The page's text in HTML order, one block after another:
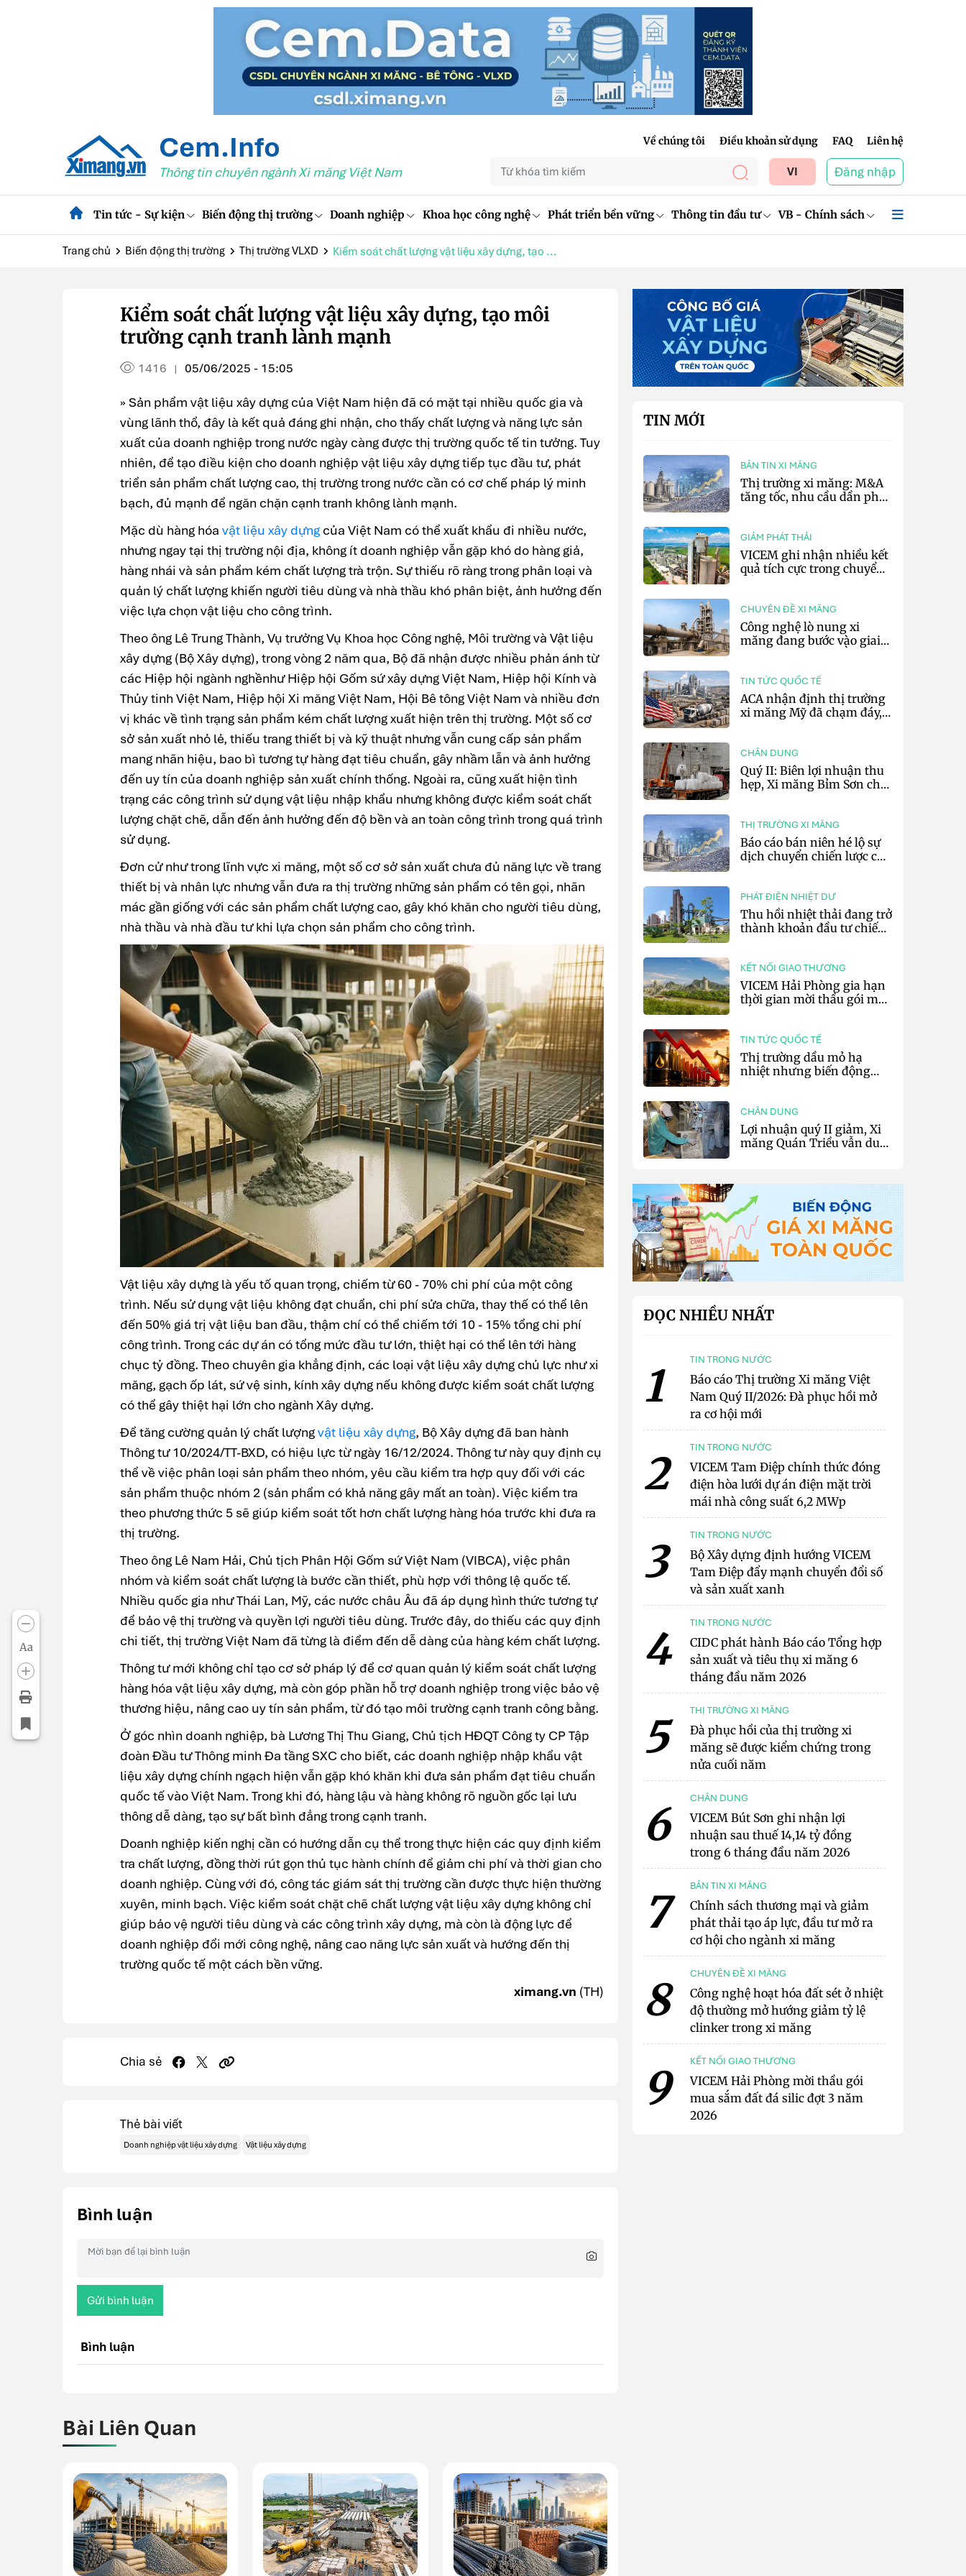
Cem.Info
Thông tin chuyên ngành Xi măng Việt Nam
Về chúng tôi Điều khoản sử dụng FAQ Liên hệ
VI Đăng nhập
Tin tức - Sự kiện Biến động thị trường Doanh nghiệp Khoa học công nghệ Phát triển bền vững Thông tin đầu tư VB - Chính sách
Trang chủ Biến động thị trường Thị trường VLXD Kiểm soát chất lượng vật liệu xây dựng, tạo ...
Aa
Kiểm soát chất lượng vật liệu xây dựng, tạo môi
trường cạnh tranh lành mạnh
1416 | 05/06/2025 - 15:05
» Sản phẩm vật liệu xây dựng của Việt Nam hiện đã có mặt tại nhiều quốc gia và
vùng lãnh thổ, đây là kết quả đáng ghi nhận, cho thấy chất lượng và năng lực sản
xuất của doanh nghiệp trong nước ngày càng được thị trường quốc tế tin tưởng. Tuy
nhiên, để tạo điều kiện cho doanh nghiệp vật liệu xây dựng tiếp tục đầu tư, phát
triển sản phẩm chất lượng cao, thị trường trong nước cần có cơ chế pháp lý minh
bạch, đủ mạnh để ngăn chặn cạnh tranh không lành mạnh.
Mặc dù hàng hóa vật liệu xây dựng của Việt Nam có thể xuất khẩu đi nhiều nước,
nhưng ngay tại thị trường nội địa, không ít doanh nghiệp vẫn gặp khó do hàng giả,
hàng nhái và sản phẩm kém chất lượng trà trộn. Sự thiếu rõ ràng trong phân loại và
quản lý chất lượng khiến người tiêu dùng và nhà thầu khó phân biệt, ảnh hưởng đến
việc lựa chọn vật liệu cho công trình.
Theo ông Lê Trung Thành, Vụ trưởng Vụ Khoa học Công nghệ, Môi trường và Vật liệu
xây dựng (Bộ Xây dựng), trong vòng 2 năm qua, Bộ đã nhận được nhiều phản ánh từ
các Hiệp hội ngành nghềnhư Hiệp hội Gốm sứ xây dựng Việt Nam, Hiệp hội Kính và
Thủy tinh Việt Nam, Hiệp hội Xi măng Việt Nam, Hội Bê tông Việt Nam và nhiều đơn
vị khác về tình trạng sản phẩm kém chất lượng xuất hiện trên thị trường. Một số cơ
sở sản xuất nhỏ lẻ, thiếu trang thiết bị và kỹ thuật nhưng vẫn cung cấp sản phẩm
mang nhãn hiệu, bao bì tương tự hàng đạt tiêu chuẩn, gây nhầm lẫn và ảnh hưởng
đến uy tín của doanh nghiệp sản xuất chính thống. Ngoài ra, cũng xuất hiện tình
trạng các công trình sử dụng vật liệu nhập khẩu nhưng không được kiểm soát chất
lượng chặt chẽ, dẫn đến ảnh hưởng đến độ bền và an toàn công trình trong quá trình
sử dụng.
Đơn cử như trong lĩnh vực xi măng, một số cơ sở sản xuất chưa đủ năng lực về trang
thiết bị và nhân lực nhưng vẫn đưa ra thị trường những sản phẩm có tên gọi, nhãn
mác gần giống với các sản phẩm chất lượng cao, gây khó khăn cho người tiêu dùng,
nhà thầu và nhà đầu tư khi lựa chọn sản phẩm cho công trình.
Vật liệu xây dựng là yếu tố quan trọng, chiếm từ 60 - 70% chi phí của một công
trình. Nếu sử dụng vật liệu không đạt chuẩn, chi phí sửa chữa, thay thế có thể lên
đến 50% giá trị vật liệu ban đầu, thậm chí có thể chiếm tới 10 - 15% tổng chi phí
công trình. Trong các dự án có tổng mức đầu tư lớn, thiệt hại có thể lên tới hàng
chục tỷ đồng. Theo chuyên gia khẳng định, các loại vật liệu xây dựng chủ lực như xi
măng, gạch ốp lát, sứ vệ sinh, kính xây dựng nếu không được kiểm soát chất lượng
có thể gây thiệt hại lớn cho ngành Xây dựng.
Để tăng cường quản lý chất lượngvật liệu xây dựng, Bộ Xây dựng đã ban hành
Thông tư 10/2024/TT-BXD, có hiệu lực từ ngày 16/12/2024. Thông tư này quy định cụ
thể về việc phân loại sản phẩm theo nhóm, yêu cầu kiểm tra hợp quy đối với các
sản phẩm thuộc nhóm 2 (sản phẩm có khả năng gây mất an toàn). Việc kiểm tra
theo phương thức 5 sẽ giúp kiểm soát tốt hơn chất lượng hàng hóa trước khi đưa ra
thị trường.
Theo ông Lê Nam Hải, Chủ tịch Phân Hội Gốm sứ Việt Nam (VIBCA), việc phân
nhóm và kiểm soát chất lượng là bước cần thiết, phù hợp với thông lệ quốc tế.
Nhiều quốc gia như Thái Lan, Mỹ, các nước châu Âu đã áp dụng hình thức tương tự
để bảo vệ thị trường và quyền lợi người tiêu dùng. Trước đây, do thiếu các quy định
chi tiết, thị trường Việt Nam đã từng là điểm đến dễ dàng của hàng kém chất lượng.
Thông tư mới không chỉ tạo cơ sở pháp lý để cơ quan quản lý kiểm soát chất lượng
hàng hóa vật liệu xây dựng, mà còn góp phần hỗ trợ doanh nghiệp trong việc bảo vệ
thương hiệu, nâng cao uy tín sản phẩm, từ đó tạo môi trường cạnh tranh công bằng.
Ở góc nhìn doanh nghiệp, bà Lương Thị Thu Giang, Chủ tịch HĐQT Công ty CP Tập
đoàn Đầu tư Thông minh Đa tầng SXC cho biết, các doanh nghiệp nhập khẩu vật
liệu xây dựng chính ngạch hiện vẫn gặp khó khăn khi đưa sản phẩm đạt tiêu chuẩn
quốc tế vào Việt Nam. Trong khi đó, hàng lậu và hàng không rõ nguồn gốc lại lưu
thông dễ dàng, tạo sự bất bình đẳng trong cạnh tranh.
Doanh nghiệp kiến nghị cần có hướng dẫn cụ thể trong thực hiện các quy định kiểm
tra chất lượng, đồng thời rút gọn thủ tục hành chính để giảm chi phí và thời gian cho
doanh nghiệp. Cùng với đó, công tác giám sát thị trường cần được thực hiện thường
xuyên, minh bạch. Việc kiểm soát chặt chẽ chất lượng vật liệu xây dựng không chỉ
giúp bảo vệ người tiêu dùng và các công trình xây dựng, mà còn là động lực để
doanh nghiệp đổi mới công nghệ, nâng cao năng lực sản xuất và hướng đến thị
trường quốc tế một cách bền vững.
ximang.vn (TH)
Chia sẻ
Thẻ bài viết
Doanh nghiệp vật liệu xây dựng Vật liệu xây dựng
Bình luận
Gửi bình luận
Bình luận
Bài Liên Quan
TIN MỚI
BẢN TIN XI MĂNG
Thị trường xi măng: M&A
tăng tốc, nhu cầu dần phục
GIẢM PHÁT THẢI
VICEM ghi nhận nhiều kết
quả tích cực trong chuyển
CHUYÊN ĐỀ XI MĂNG
Công nghệ lò nung xi
măng đang bước vào giai
TIN TỨC QUỐC TẾ
ACA nhận định thị trường
xi măng Mỹ đã chạm đáy,
CHÂN DUNG
Quý II: Biên lợi nhuận thu
hẹp, Xi măng Bỉm Sơn chỉ
THỊ TRƯỜNG XI MĂNG
Báo cáo bán niên hé lộ sự
dịch chuyển chiến lược của
PHÁT ĐIỆN NHIỆT DƯ
Thu hồi nhiệt thải đang trở
thành khoản đầu tư chiến
KẾT NỐI GIAO THƯƠNG
VICEM Hải Phòng gia hạn
thời gian mời thầu gói mua
TIN TỨC QUỐC TẾ
Thị trường dầu mỏ hạ
nhiệt nhưng biến động
CHÂN DUNG
Lợi nhuận quý II giảm, Xi
măng Quán Triều vẫn duy
ĐỌC NHIỀU NHẤT
1 TIN TRONG NƯỚC
Báo cáo Thị trường Xi măng Việt
Nam Quý II/2026: Đà phục hồi mở
ra cơ hội mới
2 TIN TRONG NƯỚC
VICEM Tam Điệp chính thức đóng
điện hòa lưới dự án điện mặt trời
mái nhà công suất 6,2 MWp
3 TIN TRONG NƯỚC
Bộ Xây dựng định hướng VICEM
Tam Điệp đẩy mạnh chuyển đổi số
và sản xuất xanh
4 TIN TRONG NƯỚC
CIDC phát hành Báo cáo Tổng hợp
sản xuất và tiêu thụ xi măng 6
tháng đầu năm 2026
5 THỊ TRƯỜNG XI MĂNG
Đà phục hồi của thị trường xi
măng sẽ được kiểm chứng trong
nửa cuối năm
6 CHÂN DUNG
VICEM Bút Sơn ghi nhận lợi
nhuận sau thuế 14,14 tỷ đồng
trong 6 tháng đầu năm 2026
7 BẢN TIN XI MĂNG
Chính sách thương mại và giảm
phát thải tạo áp lực, đầu tư mở ra
cơ hội cho ngành xi măng
8 CHUYÊN ĐỀ XI MĂNG
Công nghệ hoạt hóa đất sét ở nhiệt
độ thường mở hướng giảm tỷ lệ
clinker trong xi măng
9 KẾT NỐI GIAO THƯƠNG
VICEM Hải Phòng mời thầu gói
mua sắm đất đá silic đợt 3 năm
2026